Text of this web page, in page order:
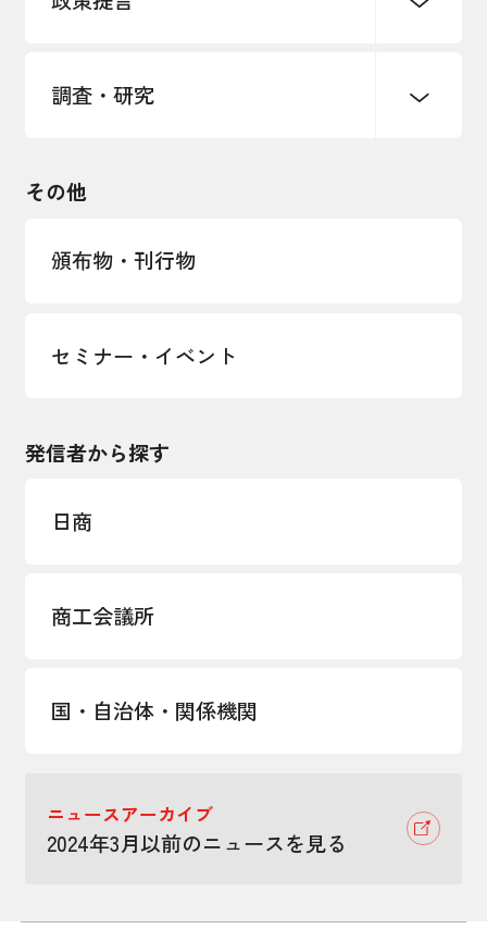
海外情報レポート
安全保障貿易管理・技術流出防止に関す
経営者保証に関するガイドライン
中小企業経営
国土強靭化・社会基盤整備・震災復興
調査・研究
LOBO調査
その他
頒布物・刊行物
セミナー・イベント
発信者から探す
日商
商工会議所
国・自治体・関係機関
ニュースアーカイブ
2024年3月以前のニュースを見る